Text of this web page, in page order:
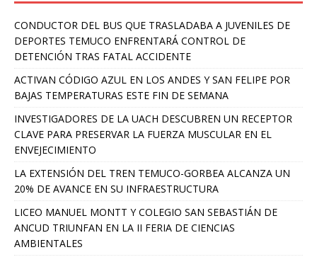
CONDUCTOR DEL BUS QUE TRASLADABA A JUVENILES DE
DEPORTES TEMUCO ENFRENTARÁ CONTROL DE
DETENCIÓN TRAS FATAL ACCIDENTE
ACTIVAN CÓDIGO AZUL EN LOS ANDES Y SAN FELIPE POR
BAJAS TEMPERATURAS ESTE FIN DE SEMANA
INVESTIGADORES DE LA UACH DESCUBREN UN RECEPTOR
CLAVE PARA PRESERVAR LA FUERZA MUSCULAR EN EL
ENVEJECIMIENTO
LA EXTENSIÓN DEL TREN TEMUCO-GORBEA ALCANZA UN
20% DE AVANCE EN SU INFRAESTRUCTURA
LICEO MANUEL MONTT Y COLEGIO SAN SEBASTIÁN DE
ANCUD TRIUNFAN EN LA II FERIA DE CIENCIAS
AMBIENTALES